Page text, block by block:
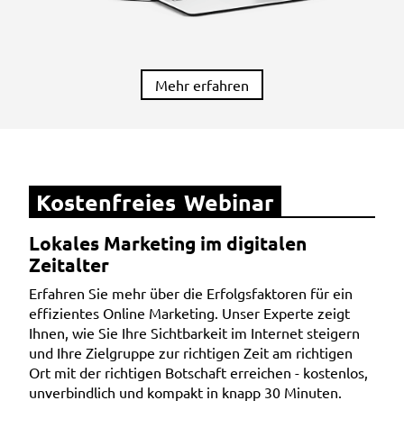
Mehr erfahren
Kostenfreies Webinar
Lokales Marketing im digitalen
Zeitalter
Erfahren Sie mehr über die Erfolgsfaktoren für ein
effizientes Online Marketing. Unser Experte zeigt
Ihnen, wie Sie Ihre Sichtbarkeit im Internet steigern
und Ihre Zielgruppe zur richtigen Zeit am richtigen
Ort mit der richtigen Botschaft erreichen - kostenlos,
unverbindlich und kompakt in knapp 30 Minuten.